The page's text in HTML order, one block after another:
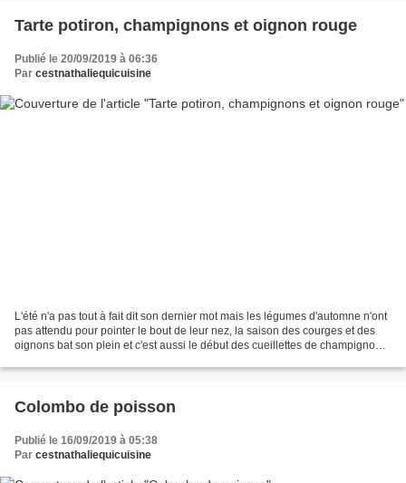
Tarte potiron, champignons et oignon rouge
Publié le 20/09/2019 à 06:36
Par cestnathaliequicuisine
L'été n'a pas tout à fait dit son dernier mot mais les légumes d'automne n'ont
pas attendu pour pointer le bout de leur nez, la saison des courges et des
oignons bat son plein et c'est aussi le début des cueillettes de champignons.
Colombo de poisson
Publié le 16/09/2019 à 05:38
Par cestnathaliequicuisine